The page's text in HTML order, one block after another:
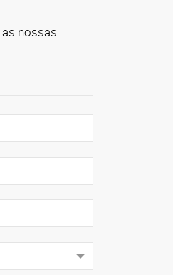
nossas